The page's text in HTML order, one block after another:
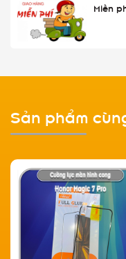
Miễn
Sản phẩm